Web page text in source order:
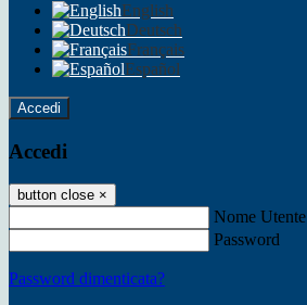
English
Deutsch
Français
Español
Accedi
Accedi
button close ×
Nome Utente
Password
Password dimenticata?